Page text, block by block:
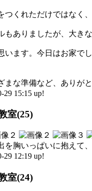
つくれただけではなく
もありましたが、大き
います。今日はお家で
まな準備など、ありが
29 15:15 up!
室(25)
を胸いっぱいに抱えて
29 12:19 up!
室(24)